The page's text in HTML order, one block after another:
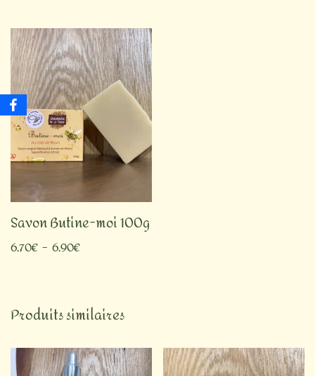
Savon Butine-moi 100g
6,70€ – 6,90€
Produits similaires